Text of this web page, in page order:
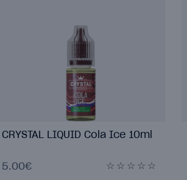
CRYSTAL LIQUID Cola Ice 10ml
5.00€